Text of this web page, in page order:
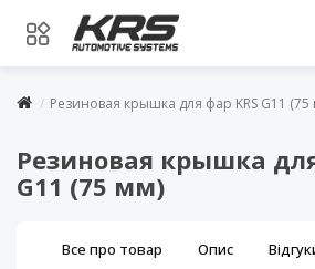
Резиновая крышка для фар KRS G11
Резиновая крышка
G11 (75 мм)
Все про товар Опис